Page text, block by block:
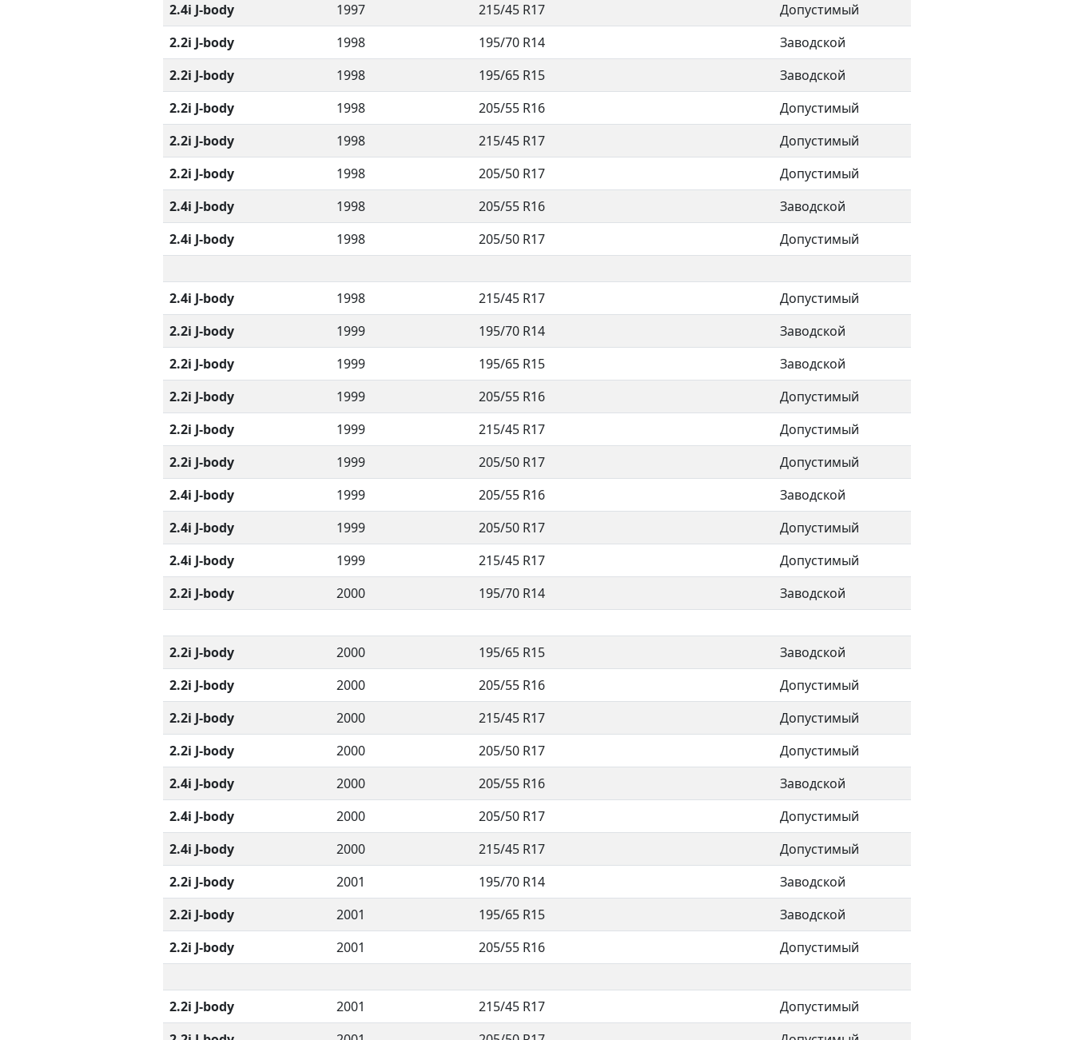
2.4i J-body
1997 215/45 R17
Допустимый
2.2i J-body
1998 195/70 R14
Заводской
2.2i J-body
1998 195/65 R15
Заводской
2.2i J-body
1998 205/55 R16
Допустимый
2.2i J-body
1998 215/45 R17
Допустимый
2.2i J-body
1998 205/50 R17
Допустимый
2.4i J-body
1998 205/55 R16
Заводской
2.4i J-body
1998 205/50 R17 Допустимый
2.4i J-body 1998 215/45 R17
Допустимый
2.2i J-body
1999 195/70 R14
Заводской
2.2i J-body
1999 195/65 R15
Заводской
2.2i J-body
1999 205/55 R16
Допустимый
2.2i J-body
1999 215/45 R17
Допустимый
2.2i J-body
1999 205/50 R17
Допустимый
2.4i J-body
1999 205/55 R16
Заводской
2.4i J-body
1999 205/50 R17
Допустимый
2.4i J-body
1999 215/45 R17
Допустимый
2.2i J-body
2000 195/70 R14 Заводской
2.2i J-body 2000 195/65 R15
Заводской
2.2i J-body
2000 205/55 R16
Допустимый
2.2i J-body
2000 215/45 R17
Допустимый
2.2i J-body
2000 205/50 R17
Допустимый
2.4i J-body
2000 205/55 R16
Заводской
2.4i J-body
2000 205/50 R17
Допустимый
2.4i J-body
2000 215/45 R17
Допустимый
2.2i J-body
2001 195/70 R14
Заводской
2.2i J-body
2001 195/65 R15
Заводской
2.2i J-body
2001 205/55 R16 Допустимый
2.2i J-body 2001 215/45 R17
Допустимый